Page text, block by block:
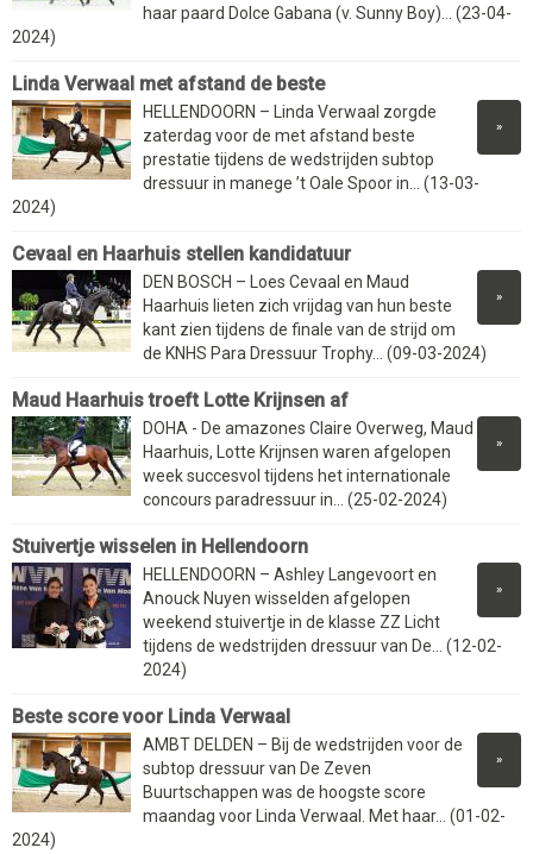
haar paard Dolce Gabana (v. Sunny Boy)... (23-04-
2024)
Linda Verwaal met afstand de beste
»
HELLENDOORN – Linda Verwaal zorgde
zaterdag voor de met afstand beste
prestatie tijdens de wedstrijden subtop
dressuur in manege ’t Oale Spoor in... (13-03-
2024)
Cevaal en Haarhuis stellen kandidatuur
»
DEN BOSCH – Loes Cevaal en Maud
Haarhuis lieten zich vrijdag van hun beste
kant zien tijdens de finale van de strijd om
de KNHS Para Dressuur Trophy... (09-03-2024)
Maud Haarhuis troeft Lotte Krijnsen af
»
DOHA - De amazones Claire Overweg, Maud
Haarhuis, Lotte Krijnsen waren afgelopen
week succesvol tijdens het internationale
concours paradressuur in... (25-02-2024)
Stuivertje wisselen in Hellendoorn
»
HELLENDOORN – Ashley Langevoort en
Anouck Nuyen wisselden afgelopen
weekend stuivertje in de klasse ZZ Licht
tijdens de wedstrijden dressuur van De... (12-02-
2024)
Beste score voor Linda Verwaal
»
AMBT DELDEN – Bij de wedstrijden voor de
subtop dressuur van De Zeven
Buurtschappen was de hoogste score
maandag voor Linda Verwaal. Met haar... (01-02-
2024)